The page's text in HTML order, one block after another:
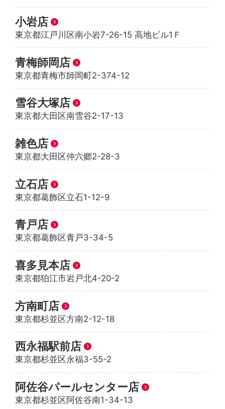
小岩店
東京都江戸川区南小岩7-26-15 高地ビル1Ｆ
青梅師岡店
東京都青梅市師岡町2-374-12
雪谷大塚店
東京都大田区南雪谷2-17-13
雑色店
東京都大田区仲六郷2-28-3
立石店
東京都葛飾区立石1-12-9
青戸店
東京都葛飾区青戸3-34-5
喜多見本店
東京都狛江市岩戸北4-20-2
方南町店
東京都杉並区方南2-12-18
西永福駅前店
東京都杉並区永福3-55-2
阿佐谷パールセンター店
東京都杉並区阿佐谷南1-34-13